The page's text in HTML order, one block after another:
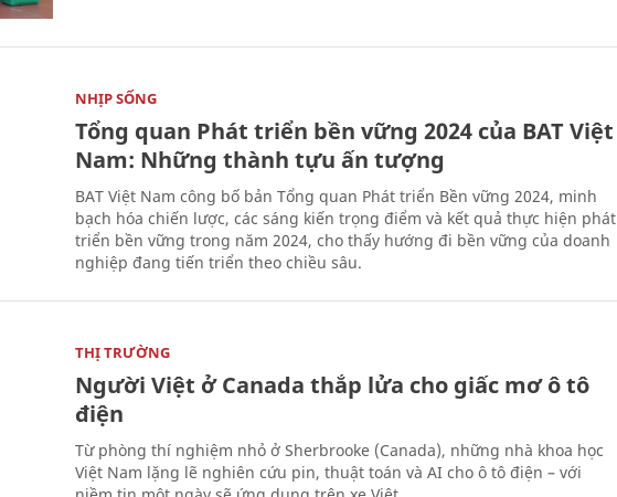
NHỊP SỐNG
Tổng quan Phát triển bền vững 2024 của BAT Việt
Nam: Những thành tựu ấn tượng
BAT Việt Nam công bố bản Tổng quan Phát triển Bền vững 2024, minh
bạch hóa chiến lược, các sáng kiến trọng điểm và kết quả thực hiện phát
triển bền vững trong năm 2024, cho thấy hướng đi bền vững của doanh
nghiệp đang tiến triển theo chiều sâu.
THỊ TRƯỜNG
Người Việt ở Canada thắp lửa cho giấc mơ ô tô
điện
Từ phòng thí nghiệm nhỏ ở Sherbrooke (Canada), những nhà khoa học
Việt Nam lặng lẽ nghiên cứu pin, thuật toán và AI cho ô tô điện – với